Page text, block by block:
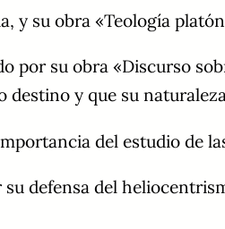
y su obra «Teología
por su obra «Discurso
y que su
del estudio de
defensa del